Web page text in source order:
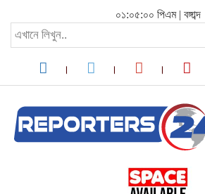
০১:০৫:০০ পিএম| বঙ্গাব্দ